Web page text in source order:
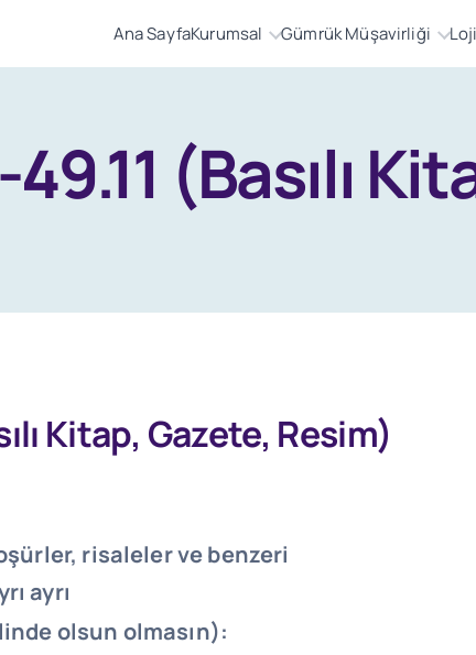
Ana SayfaKurumsal Gümrük Müşavirliği
(Basılı
Kitap, Gazete, Resim)
risaleler ve benzeri
ayrı
olsun olmasın):